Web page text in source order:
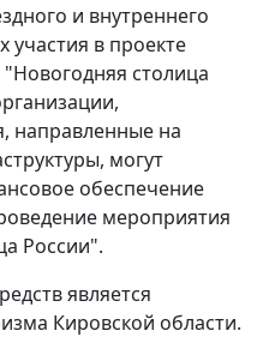
и внутреннего
участия в проекте
столица
направленные на
могут
обеспечение
мероприятия
России".
является
Кировской области.